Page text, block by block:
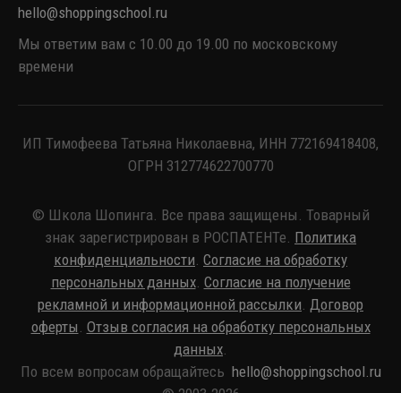
hello@shoppingschool.ru
Мы ответим вам с 10.00 до 19.00 по московскому
времени
ИП Тимофеева Татьяна Николаевна, ИНН 772169418408,
ОГРН 312774622700770
© Школа Шопинга. Все права защищены. Товарный
знак зарегистрирован в РОСПАТЕНТе. Политика
конфиденциальности Согласие на обработку
персональных данных. Согласие на получение
рекламной и информационной рассылки Договор
оферты Отзыв согласия на обработку персональных
данных
По всем вопросам обращайтесь hello@shoppingschool.ru